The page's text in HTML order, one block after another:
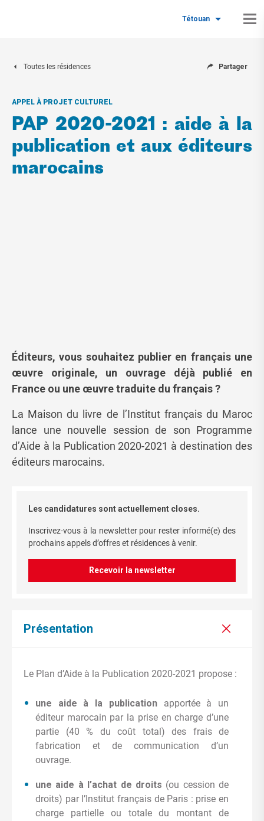
Tétouan
Toutes les résidences Partager
APPEL À PROJET CULTUREL
PAP 2020-2021 : aide à la
publication et aux éditeurs
marocains
Éditeurs, vous souhaitez publier en français une
œuvre originale, un ouvrage déjà publié en
France ou une œuvre traduite du français ?
La Maison du livre de l’Institut français du Maroc
lance une nouvelle session de son Programme
d’Aide à la Publication 2020-2021 à destination des
éditeurs marocains.
Les candidatures sont actuellement closes.
Inscrivez-vous à la newsletter pour rester informé(e) des
prochains appels d’offres et résidences à venir.
Recevoir la newsletter
Présentation
Le Plan d’Aide à la Publication 2020-2021 propose :
une aide à la publicationapportée à un
éditeur marocain par la prise en charge d’une
partie (40 % du coût total) des frais de
fabrication et de communication d’un
ouvrage.
une aide à l’achat de droits (ou cession de
droits) par l’Institut français de Paris : prise en
charge partielle ou totale du montant de